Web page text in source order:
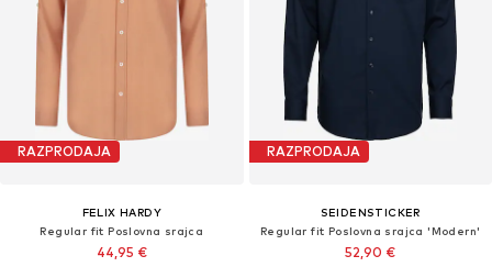
RAZPRODAJA
FELIX HARDY
Regular fit Poslovna srajca
44,95 €
RAZPRODAJA
SEIDENSTICKER
Regular fit Poslovna srajca 'Modern'
52,90 €